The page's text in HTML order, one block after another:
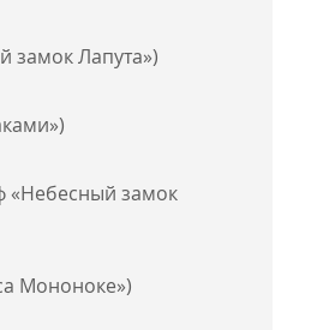
замок Лапута»)
«Небесный замок
Мононоке»)